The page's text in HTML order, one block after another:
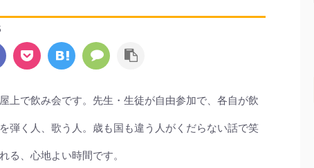
上で飲み会です。先生・生徒が自由参加で、各自が飲
弾く人、歌う人。歳も国も違う人がくだらない話で笑
る、心地よい時間です。